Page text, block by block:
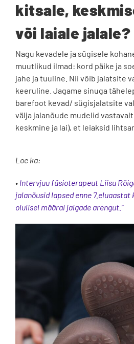
kitsale,
või laiale jalale?
Nagu kevadele ja sügisele
muutlikud ilmad: kord päike ja
jahe ja tuuline. Nii võib jalatsite
keeruline. Jagame sinuga
barefoot kevad/ sügisjalatsite
välja jalanõude mudelid
keskmine ja lai), et leiaksid
Loe ka:
• Intervjuu füsioterapeut Liisu
jalanõusid lapsed enne 7.eluaastat
olulisel määral jalgade arengut.”